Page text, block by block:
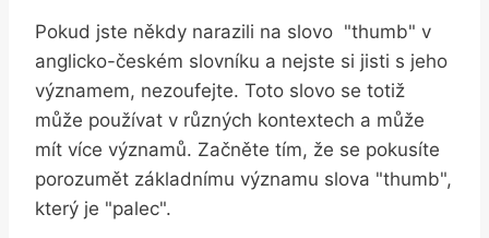
Pokud jste někdy narazili na slovo ‌ "thumb" ⁢v
anglicko-českém slovníku a nejste si⁣ jisti s jeho
‍významem, nezoufejte. Toto slovo se⁣ totiž
může používat v ‌různých ⁢kontextech a může
mít více významů. Začněte tím, že se pokusíte
porozumět základnímu ​významu slova "thumb",
který je "palec".